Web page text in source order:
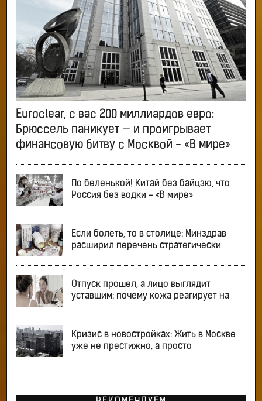
Euroclear, с вас 200 миллиардов евро:
Брюссель паникует — и проигрывает
финансовую битву с Москвой - «В мире»
По беленькой! Китай без байцзю, что
Россия без водки - «В мире»
Если болеть, то в столице: Минздрав
расширил перечень стратегически
Отпуск прошел, а лицо выглядит
уставшим: почему кожа реагирует на
Кризис в новостройках: Жить в Москве
уже не престижно, а просто